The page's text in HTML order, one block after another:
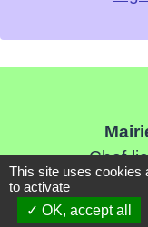
Chef-
73700
This site uses cookies
to activate
OK, accept all